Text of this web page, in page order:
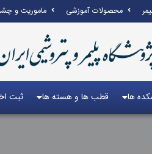
محصولات آموزشی ماموریت و
ها قطب ها و هسته ها ثبت